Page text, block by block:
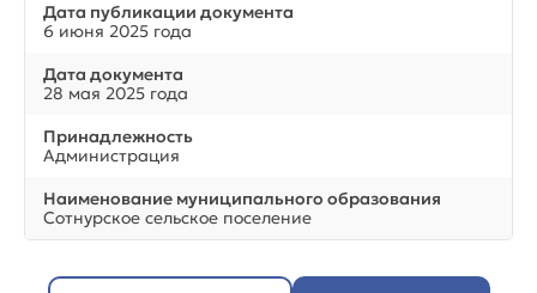
Дата публикации документа
6 июня 2025 года
Дата документа
28 мая 2025 года
Принадлежность
Администрация
Наименование муниципального образования
Сотнурское сельское поселение